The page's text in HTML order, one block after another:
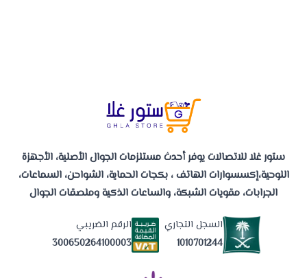
ستور غلا للاتصالات يوفر أحدث مستلزمات الجوال الأصلية، الأجهزة
اللوحية،إكسسوارات الهاتف ، بكجات الحماية، الشواحن، السماعات،
الجرابات، مقويات الشبكة، والساعات الذكية وملصقات الجوال
السجل التجاري
1010701244
الرقم الضريبي
300650264100003